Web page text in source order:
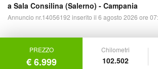
a Sala Consilina (Salerno) - Campania
Annuncio nr.14056192 inserito il 6 agosto 2026 ore
PREZZO
€ 6.999
Chilometri
102.502